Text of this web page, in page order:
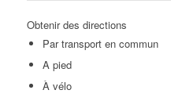
Obtenir des directions
Par transport en commun
A pied
À vélo